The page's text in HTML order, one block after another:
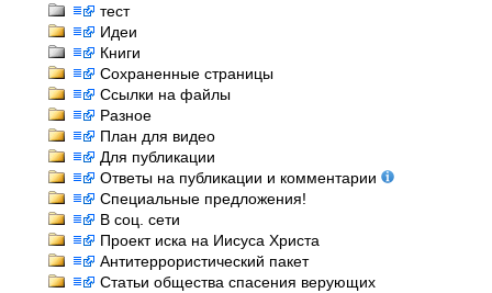
тест
Идеи
Книги
Сохраненные страницы
Ссылки на файлы
Разное
План для видео
Для публикации
Ответы на публикации и комментарии
Специальные предложения!
В соц. сети
Проект иска на Иисуса Христа
Антитеррористический пакет
Статьи общества спасения верующих